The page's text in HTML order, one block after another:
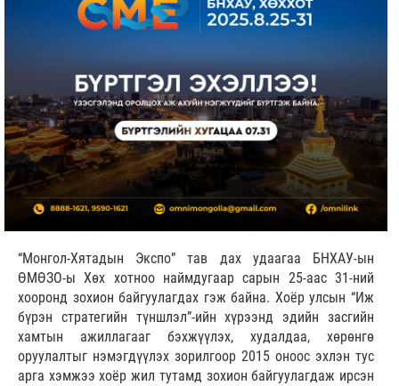
“Монгол-Хятадын Экспо” тав дах удаагаа БНХАУ-ын
ӨМӨЗО-ы Хөх хотноо наймдугаар сарын 25-аас 31-ний
хооронд зохион байгуулагдах гэж байна. Хоёр улсын “Иж
бүрэн стратегийн түншлэл”-ийн хүрээнд эдийн засгийн
хамтын ажиллагааг бэхжүүлэх, худалдаа, хөрөнгө
оруулалтыг нэмэгдүүлэх зорилгоор 2015 оноос эхлэн тус
арга хэмжээ хоёр жил тутамд зохион байгуулагдаж ирсэн